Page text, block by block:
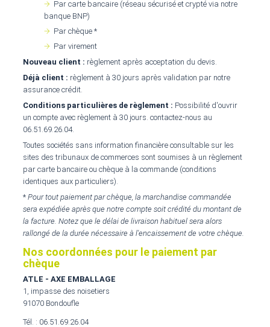
Par carte bancaire (réseau sécurisé et crypté via notre
banque BNP)
Par chèque *
Par virement
Nouveau client : règlement après acceptation du devis.
Déjà client : règlement à 30 jours après validation par notre
assurance crédit.
Conditions particulières de règlement : Possibilité d'ouvrir
un compte avec règlement à 30 jours. contactez-nous au
06.51.69.26.04.
Toutes sociétés sans information financière consultable sur les
sites des tribunaux de commerces sont soumises à un règlement
par carte bancaire ou chèque à la commande (conditions
identiques aux particuliers).
* Pour tout paiement par chèque, la marchandise commandée
sera expédiée après que notre compte soit crédité du montant de
la facture. Notez que le délai de livraison habituel sera alors
rallongé de la durée nécessaire à l'encaissement de votre chèque.
Nos coordonnées pour le paiement par
chèque
ATLE - AXE EMBALLAGE
1, impasse des noisetiers
91070 Bondoufle
Tél. : 06.51.69.26.04